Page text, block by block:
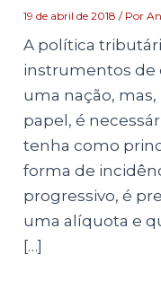
19 de abril de 2018/ Por
A política
instrumentos de
uma nação,
papel, é
tenha como
forma de
progressivo, é
uma alíquota e
[…]